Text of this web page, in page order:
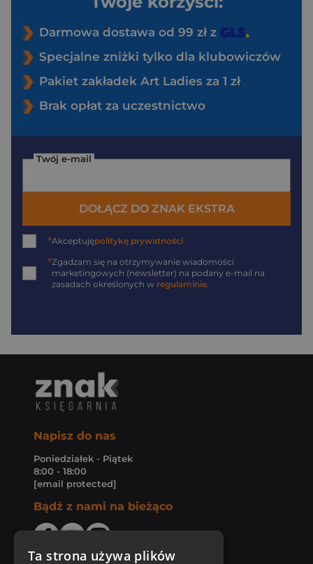
Darmowa dostawa od 99 zł z
Specjalne zniżki tylko dla klubowiczów
Pakiet zakładek Art Ladies za 1 zł
Brak opłat za uczestnictwo
Twój e-mail
DOŁĄCZ DO ZNAK EKSTRA
*Akceptujępolitykę prywatności
*Zgadzam się na otrzymywanie wiadomości
marketingowych (newsletter) na podany e-mail na
zasadach określonych w regulaminie.
Napisz do nas
Poniedziałek - Piątek
8:00 - 18:00
[email protected]
Bądź z nami na bieżąco
Ta strona używa plików